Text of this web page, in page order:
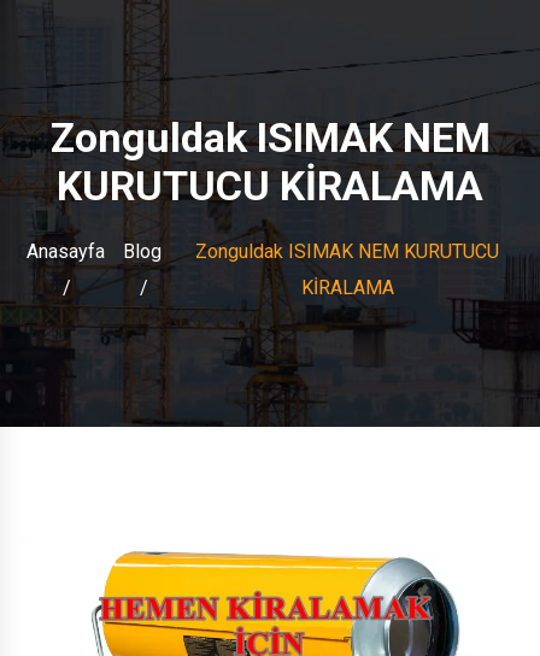
Zonguldak ISIMAK NEM
KURUTUCU KİRALAMA
Anasayfa Blog
Zonguldak ISIMAK NEM KURUTUCU
KİRALAMA